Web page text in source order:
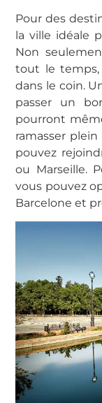
Pour des
la ville idéale
Non
tout le temps,
dans le coin.
passer un
pourront
ramasser
pouvez
ou Marseille.
vous pouvez
Barcelone et